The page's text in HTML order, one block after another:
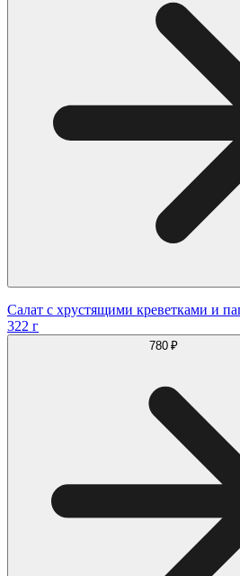
Салат с хрустящими креветками и
322 г
780 ₽